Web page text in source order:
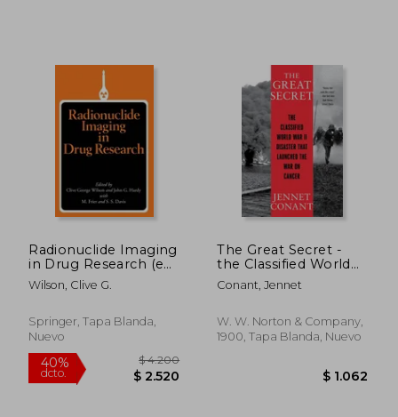
Radionuclide Imaging
in Drug Research (en
Inglés)
Wilson, Clive G.
Springer, Tapa Blanda,
Nuevo
The Great Secret -
the Classified World
war ii Disaster That
Launched the war on
Conant, Jennet
W. W. Norton & Company,
1900, Tapa Blanda, Nuevo